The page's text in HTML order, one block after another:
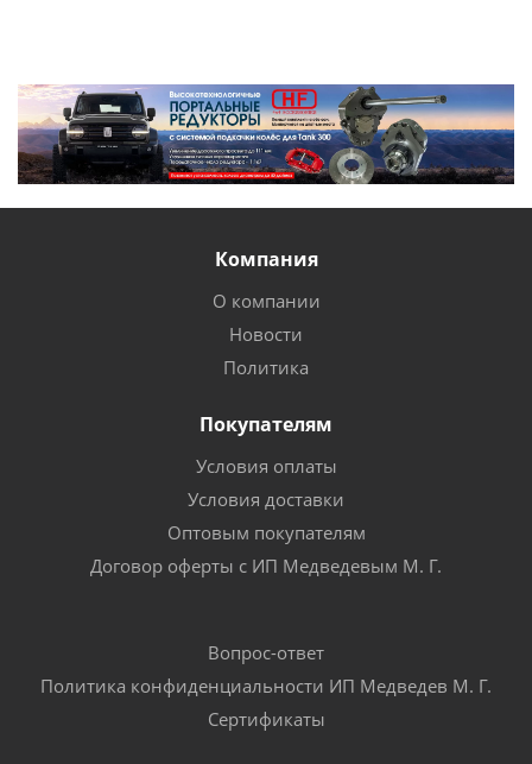
Компания
О компании
Новости
Политика
Покупателям
Условия оплаты
Условия доставки
Оптовым покупателям
Договор оферты с ИП Медведевым М. Г.
Вопрос-ответ
Политика конфиденциальности ИП Медведев М. Г.
Сертификаты